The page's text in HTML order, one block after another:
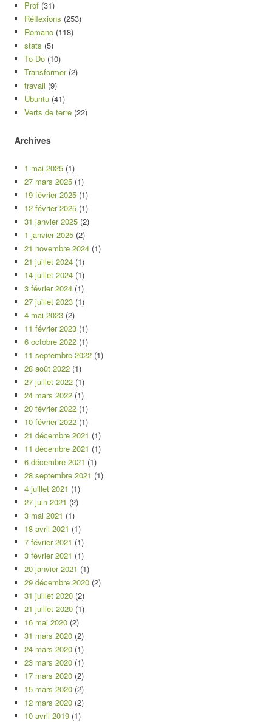
Prof (31)
Réflexions (253)
Romano (118)
stats (5)
To-Do (10)
Transformer(2)
travail (9)
Ubuntu (41)
Verts de terre (22)
Archives
1 mai 2025 (1)
27 mars 2025 (1)
19 février 2025 (1)
12 février 2025 (1)
31 janvier 2025 (2)
1 janvier 2025 (2)
21 novembre 2024 (1)
21 juillet 2024 (1)
14 juillet 2024 (1)
3 février 2024 (1)
27 juillet 2023 (1)
4 mai 2023 (2)
11 février 2023 (1)
6 octobre 2022 (1)
11 septembre 2022 (1)
28 août 2022 (1)
27 juillet 2022 (1)
24 mars 2022 (1)
20 février 2022 (1)
10 février 2022 (1)
21 décembre 2021 (1)
11 décembre 2021 (1)
6 décembre 2021 (1)
28 septembre 2021 (1)
4 juillet 2021 (1)
27 juin 2021 (2)
3 mai 2021 (1)
18 avril 2021 (1)
7 février 2021 (1)
3 février 2021 (1)
20 janvier 2021 (1)
29 décembre 2020 (2)
31 juillet 2020 (2)
21 juillet 2020 (1)
16 mai 2020 (2)
31 mars 2020 (2)
24 mars 2020 (1)
23 mars 2020 (1)
17 mars 2020 (2)
15 mars 2020 (2)
12 mars 2020 (2)
10 avril 2019 (1)